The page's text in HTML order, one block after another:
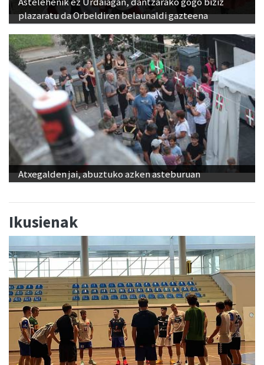
plazaratu da Orbeldiren belaunaldi gazteena
Atxegalden jai, abuztuko azken asteburuan
Ikusienak